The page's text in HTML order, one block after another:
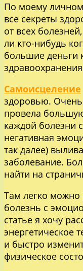
По моему
все секреты
от всех
ли кто-нибудь
большие деньги
Самоисцеление
здоровью.
провела
каждой болезни
негативная
так далее)
заболевание.
найти на
Там легко можно
болезнь с
статье я хочу
энергетическое
и быстро
физическое